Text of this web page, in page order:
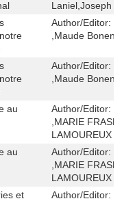
Laniel,Joseph
Author/Editor:
,Maude
Author/Editor:
,Maude
au
Author/Editor:
,MARIE
LAMOUREUX
au
Author/Editor:
,MARIE
LAMOUREUX
et
Author/Editor: